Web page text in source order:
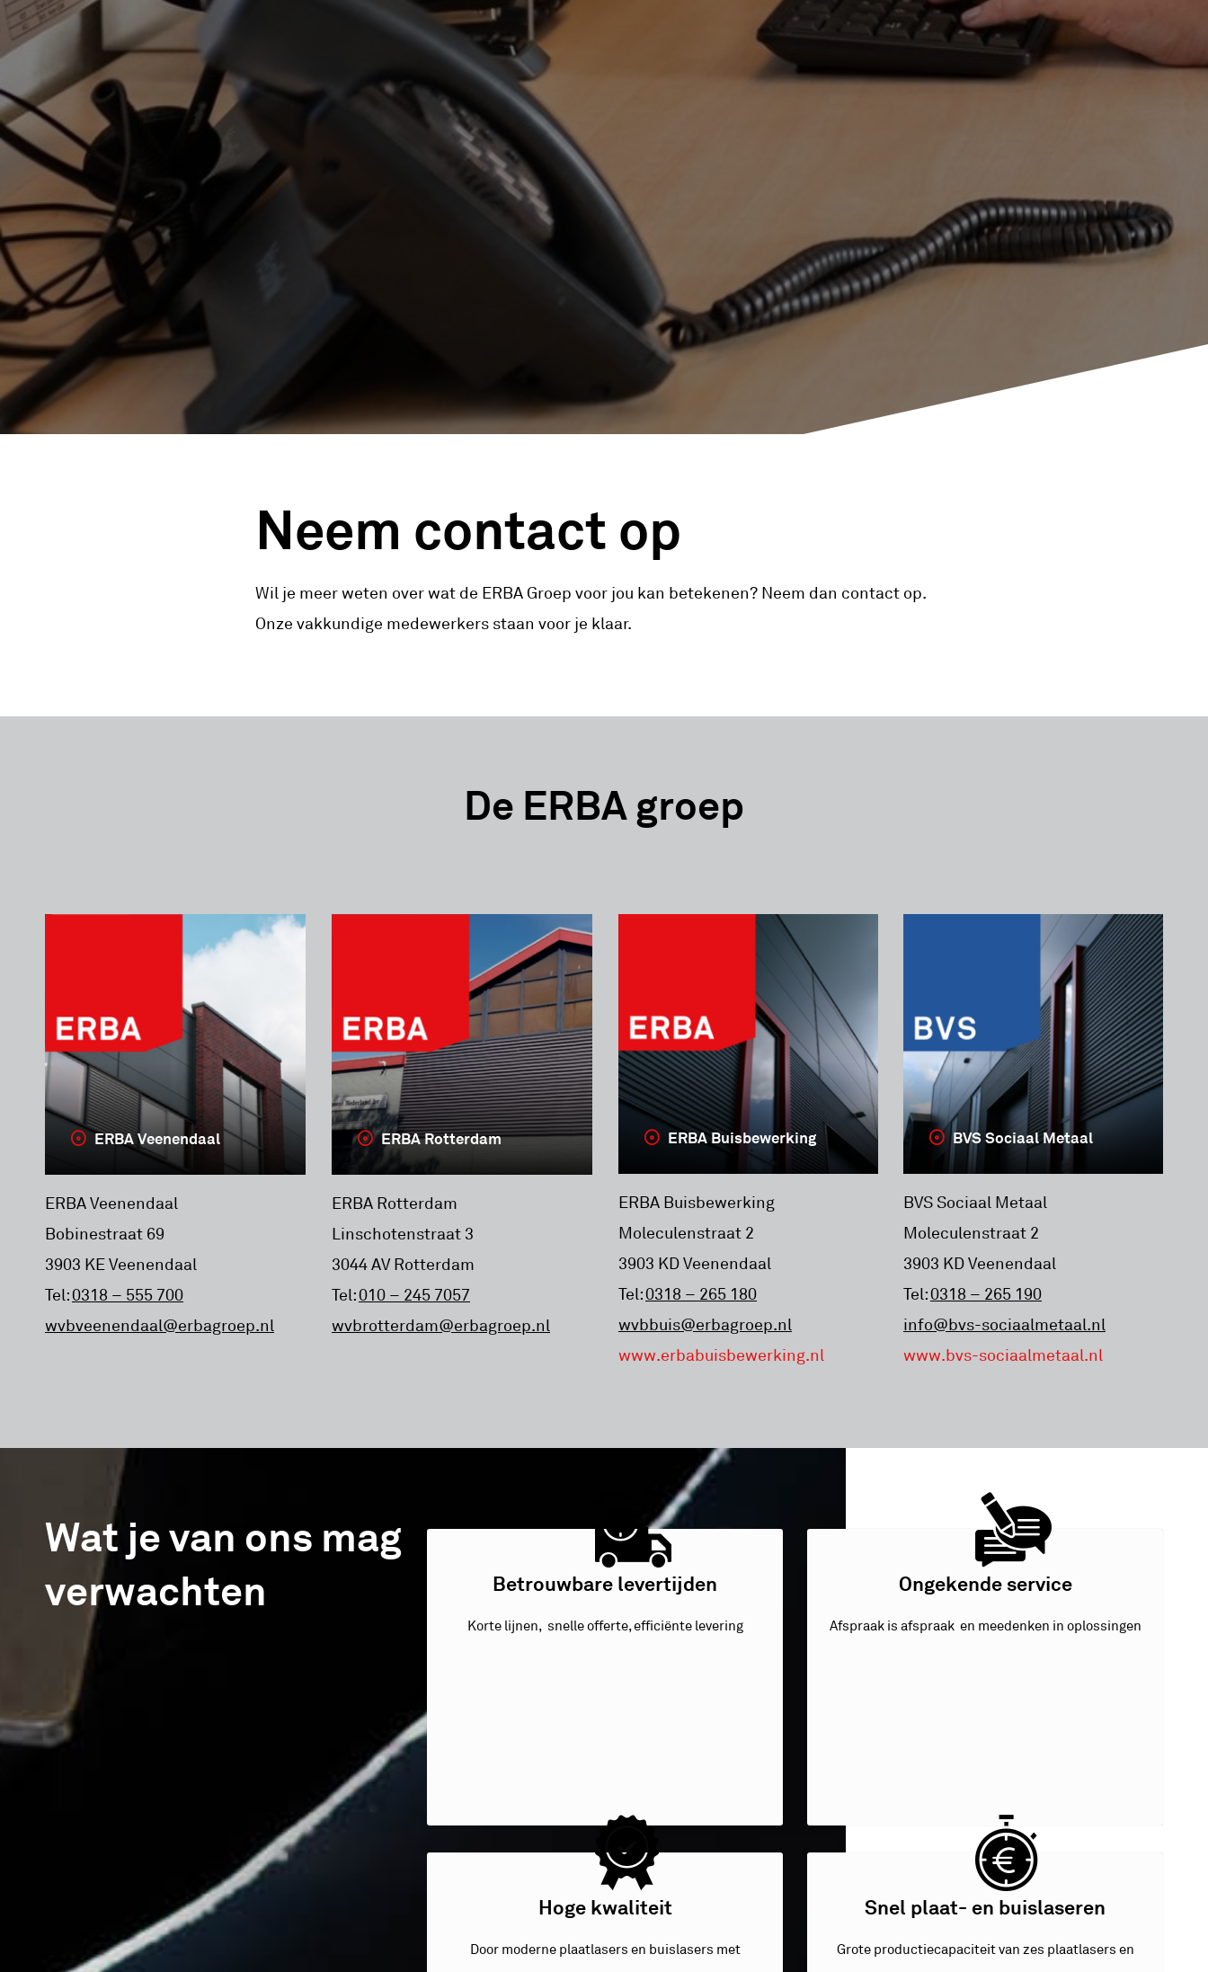
Neem contact op
Wil je meer weten over wat de ERBA Groep voor jou kan betekenen? Neem dan contact op.
Onze vakkundige medewerkers staan voor je klaar.
De ERBA groep
ERBA Veenendaal
ERBA Veenendaal
Bobinestraat 69
3903 KE Veenendaal
Tel:0318 – 555 700
wvbveenendaal@erbagroep.nl
ERBA Rotterdam
ERBA Rotterdam
Linschotenstraat 3
3044 AV Rotterdam
Tel:010 – 245 7057
wvbrotterdam@erbagroep.nl
ERBA Buisbewerking
ERBA Buisbewerking
Moleculenstraat 2
3903 KD Veenendaal
Tel:0318 – 265 180
wvbbuis@erbagroep.nl
www.erbabuisbewerking.nl
BVS Sociaal Metaal
BVS Sociaal Metaal
Moleculenstraat 2
3903 KD Veenendaal
Tel:0318 – 265 190
info@bvs-sociaalmetaal.nl
www.bvs-sociaalmetaal.nl
Wat je van ons mag
verwachten
Betrouwbare levertijden
Korte lijnen, snelle offerte, efficiënte levering
Hoge kwaliteit
Door moderne plaatlasers en buislasers met
Ongekende service
Afspraak is afspraak en meedenken in oplossingen
Snel plaat- en buislaseren
Grote productiecapaciteit van zes plaatlasers en